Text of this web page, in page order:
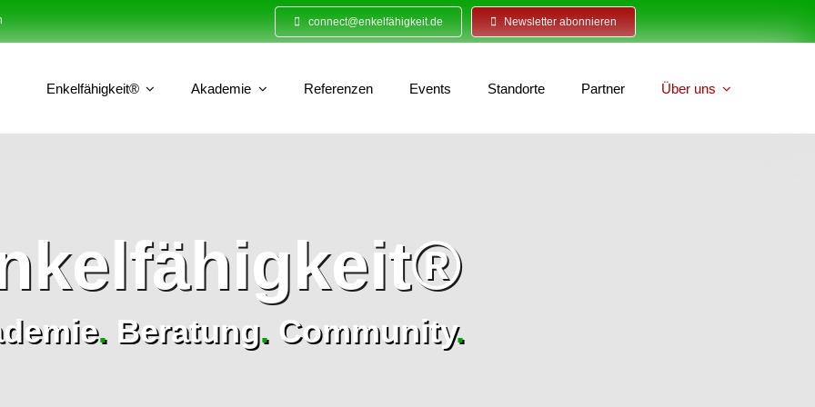
connect@enkelfähigkeit.de Newsletter abonnieren
Enkelfähigkeit® Akademie Referenzen Events Standorte Partner Über uns
.Beratung.Community.